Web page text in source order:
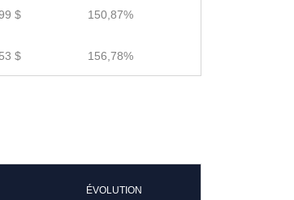
$ 150,87%
$ 156,78%
ÉVOLUTION